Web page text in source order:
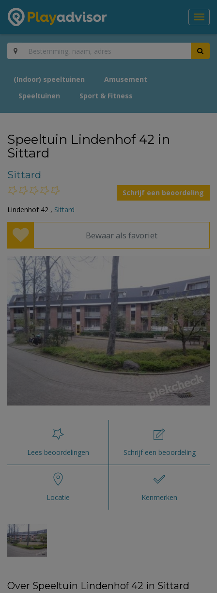
(Indoor) speeltuinen
Amusement
Speeltuinen
Sport & Fitness
Speeltuin Lindenhof 42 in
Sittard
Sittard
Schrijf een beoordeling
Lindenhof 42 , Sittard
Bewaar als favoriet
Lees beoordelingen Schrijf een beoordeling
Locatie Kenmerken
Over Speeltuin Lindenhof 42 in Sittard